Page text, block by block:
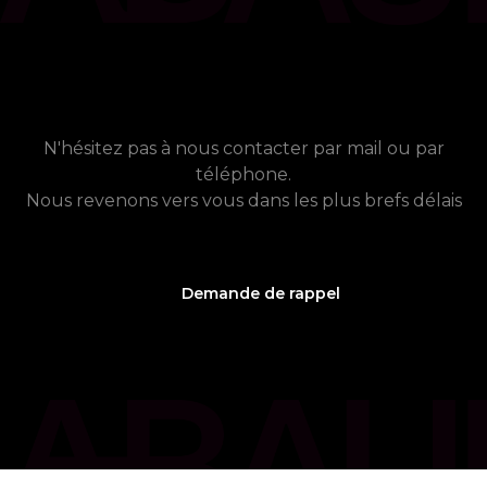
N'hésitez pas à nous contacter par mail ou par
téléphone.
Nous revenons vers vous dans les plus brefs délais
Demande de rappel